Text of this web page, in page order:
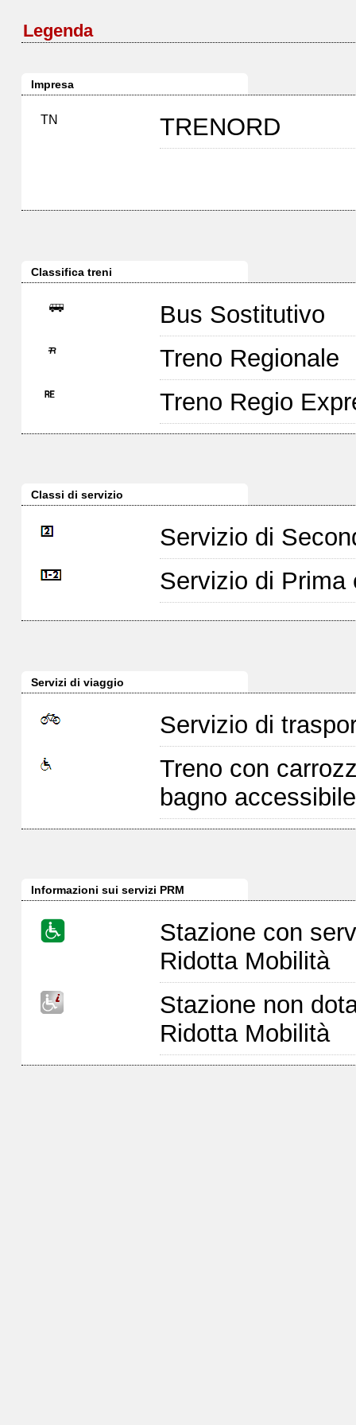
Legenda
Impresa
TN TRENORD
Classifica treni
Bus Sostitutivo
Treno Regionale
Treno Regio
Classi di servizio
Servizio di
Servizio di Prima
Servizi di viaggio
Servizio di
Treno con
bagno
Informazioni sui servizi PRM
Stazione con
Ridotta Mobilità
Stazione non
Ridotta Mobilità